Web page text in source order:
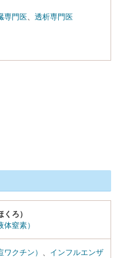
専門医 透析専門医
ろ）
窒素）
クチン）
インフルエンザ